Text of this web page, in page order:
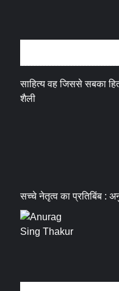
साहित्य वह जिससे सबका
शैली
सच्चे नेतृत्व का प्रतिबिंब :